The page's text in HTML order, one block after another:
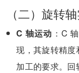
（二）旋转
C 轴运动 ：C
现，其旋转精
加工的要求。